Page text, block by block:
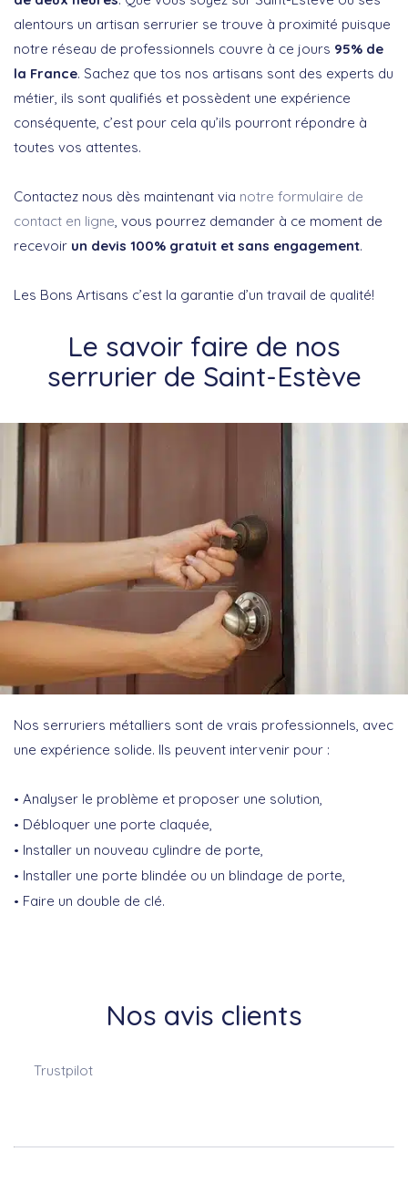
alentours un artisan serrurier se trouve à proximité puisque
notre réseau de professionnels couvre à ce jours 95% de
la France. Sachez que tos nos artisans sont des experts du
métier, ils sont qualifiés et possèdent une expérience
conséquente, c’est pour cela qu’ils pourront répondre à
toutes vos attentes.
Contactez nous dès maintenant via notre formulaire de
contact en ligne, vous pourrez demander à ce moment de
recevoir un devis 100% gratuit et sans engagement.
Les Bons Artisans c’est la garantie d’un travail de qualité!
Le savoir faire de nos
serrurier de Saint-Estève
Nos serruriers métalliers sont de vrais professionnels, avec
une expérience solide. Ils peuvent intervenir pour :
Analyser le problème et proposer une solution,
Débloquer une porte claquée,
Installer un nouveau cylindre de porte,
Installer une porte blindée ou un blindage de porte,
Faire un double de clé.
Nos avis clients
Trustpilot